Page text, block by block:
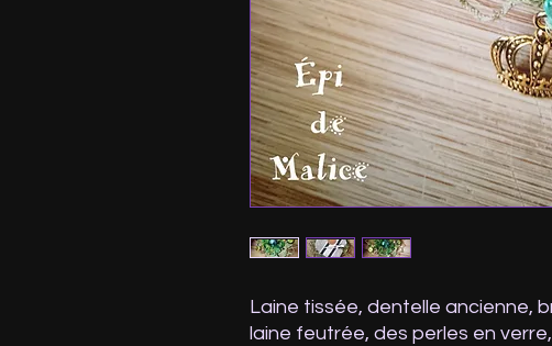
Laine tissée, dentelle ancienne,
laine feutrée, des perles en